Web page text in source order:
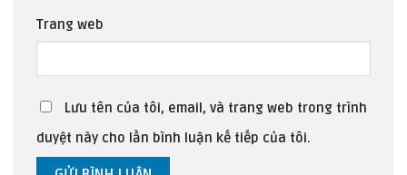
Trang web
Lưu tên của tôi, email, và trang web trong trình
duyệt này cho lần bình luận kế tiếp của tôi.